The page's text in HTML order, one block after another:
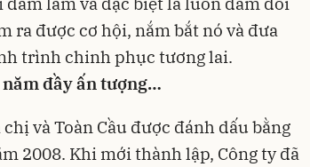
ra được cơ hội, nắm bắt nó và đưa
trình chinh phục tương lai.
đầy ấn tượng…
và Toàn Cầu được đánh dấu bằng
2008. Khi mới thành lập, Công ty đã